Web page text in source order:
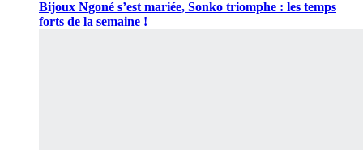
Bijoux Ngoné s’est mariée, Sonko triomphe : les temps
forts de la semaine !